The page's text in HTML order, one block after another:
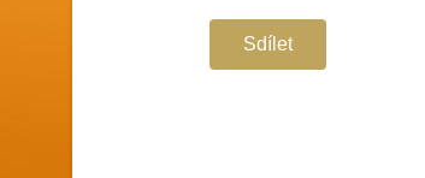
Sdílet